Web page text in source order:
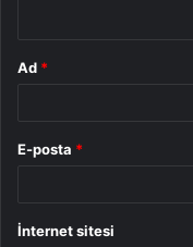
Ad *
E-posta *
İnternet sitesi